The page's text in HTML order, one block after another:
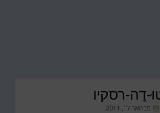
דֶה-רסקיו
פורסםפברואר 17, 2011